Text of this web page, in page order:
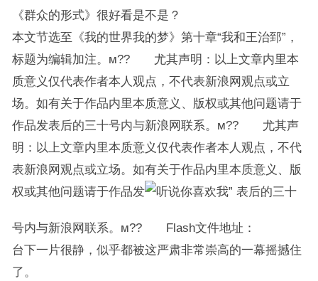
《群众的形式》很好看是不是？
本文节选至《我的世界我的梦》第十章“我和王治郅”，
标题为编辑加注。м?? 尤其声明：以上文章内里本
质意义仅代表作者本人观点，不代表新浪网观点或立
场。如有关于作品内里本质意义、版权或其他问题请于
作品发表后的三十号内与新浪网联系。м?? 尤其声
明：以上文章内里本质意义仅代表作者本人观点，不代
表新浪网观点或立场。如有关于作品内里本质意义、版
权或其他问题请于作品发
表后的三十
号内与新浪网联系。м?? Flash文件地址：
台下一片很静，似乎都被这严肃非常崇高的一幕摇撼住
了。